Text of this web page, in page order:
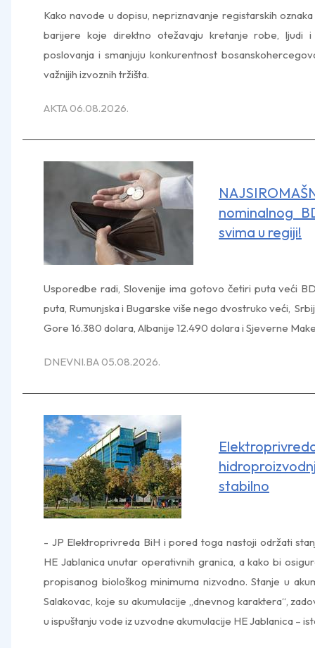
Kako navode u dopisu, nepriznavanje registarskih
barijere koje direktno otežavaju kretanje robe, ljudi i
poslovanja i smanjuju konkurentnost
važnijih izvoznih tržišta.
AKTA 06.08.2026.
nominalnog
svima u regiji!
Usporedbe radi, Slovenije ima gotovo četiri puta veći
puta, Rumunjska i Bugarske više nego dvostruko veći,
Gore 16.380 dolara, Albanije 12.490 dolara i Sjeverne
DNEVNI.BA 05.08.2026.
stabilno
- JP Elektroprivreda BiH i pored toga nastoji održati
HE Jablanica unutar operativnih granica, a kako bi
propisanog biološkog minimuma nizvodno. Stanje u
Salakovac, koje su akumulacije „dnevnog karaktera“,
u ispuštanju vode iz uzvodne akumulacije HE Jablanica –